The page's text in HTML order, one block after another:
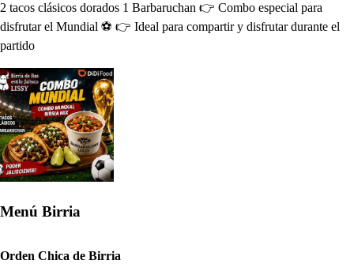
2 tacos clásicos dorados 1 Barbaruchan 👉 Combo especial para
disfrutar el Mundial ⚽ 👉 Ideal para compartir y disfrutar durante el
partido
Menú Birria
Orden Chica de Birria